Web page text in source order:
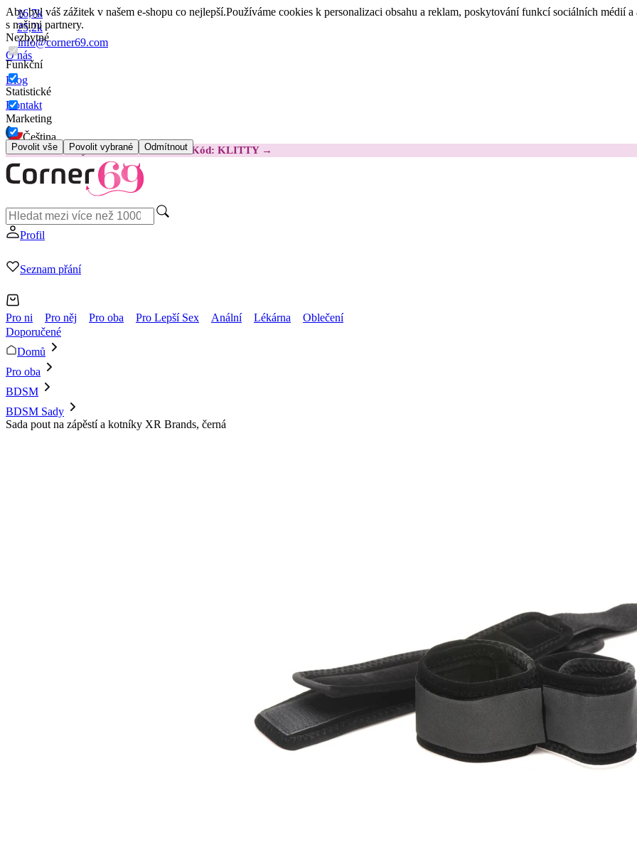
Aby byl váš zážitek v našem e-shopu co nejlepší.Používáme cookies k personalizaci obsahu a reklam, poskytování funkcí sociálních médií
s našimi partnery.
Nezbytné
Funkční
Statistické
Marketing
Povolit vše Povolit vybrané Odmítnout
16,7k
25,2k
info@corner69.com
O nás
Blog
Kontakt
Čeština
😽Svakom Klitty: O 380 Kč LEVNĚJI Kód: KLITTY →
Profil
Seznam přání
Pro ni Pro něj Pro oba Pro Lepší Sex Anální Lékárna
Oblečení
Doporučené
Domů
Pro oba
BDSM
BDSM Sady
Sada pout na zápěstí a kotníky XR Brands, černá